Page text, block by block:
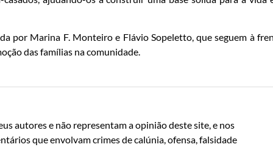
por Marina F. Monteiro e Flávio Sopeletto, que seguem à
das famílias na comunidade.
autores e não representam a opinião deste site, e nos
que envolvam crimes de calúnia, ofensa, falsidade